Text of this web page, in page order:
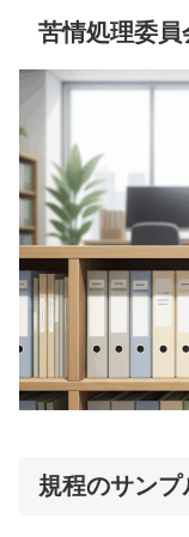
苦情処理委
規程のサンプ